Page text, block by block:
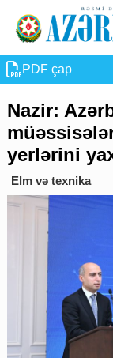
PDF çap
Nazir:
yerlərini
Elm və texnika